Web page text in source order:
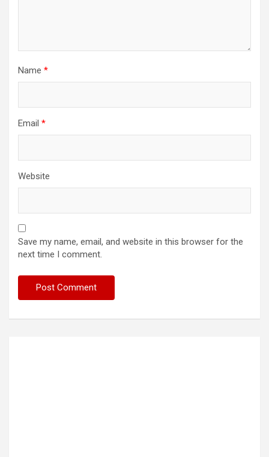
Name *
Email *
Website
Save my name, email, and website in this browser for the
next time I comment.